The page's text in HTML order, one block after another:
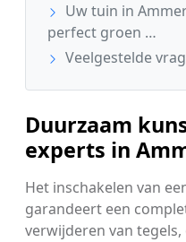
Uw tuin in
perfect groen …
Veelgestelde
Duurzaam
experts in
Het inschakelen van
garandeert een
verwijderen van